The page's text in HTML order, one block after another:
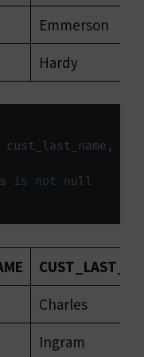
Emmerson
Hardy
cust_last_name ,
is not
null
Charles
Ingram